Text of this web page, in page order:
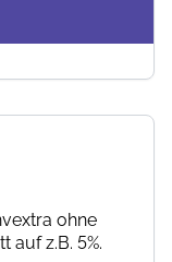
ohne
auf z.B. 5%.